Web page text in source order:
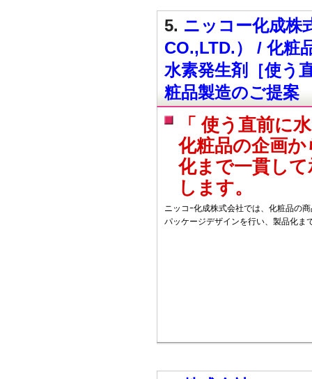
5. ニッコー化成株
CO.,LTD.） / 化
水素発生剤［使う
粧品製造のご提案
「 使う直前に
化粧品の企画
化まで一貫し
します。
ニッコｰ化成株式会社では、化粧品の
パッケージデザインを行い、製品化ま